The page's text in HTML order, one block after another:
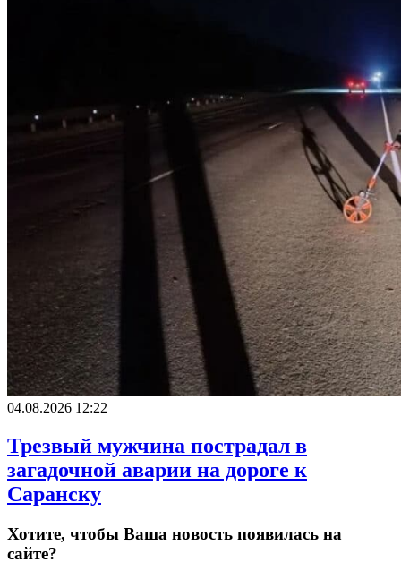
04.08.2026 12:22
Трезвый мужчина пострадал в
загадочной аварии на дороге к
Саранску
Хотите, чтобы Ваша новость появилась на
сайте?